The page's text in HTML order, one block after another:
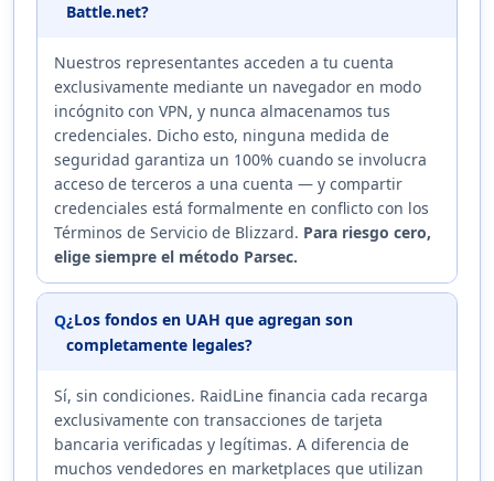
Battle.net?
Nuestros representantes acceden a tu cuenta
exclusivamente mediante un navegador en modo
incógnito con VPN, y nunca almacenamos tus
credenciales. Dicho esto, ninguna medida de
seguridad garantiza un 100% cuando se involucra
acceso de terceros a una cuenta — y compartir
credenciales está formalmente en conflicto con los
Términos de Servicio de Blizzard. Para riesgo cero,
elige siempre el método Parsec.
Q¿Los fondos en UAH que agregan son
completamente legales?
Sí, sin condiciones. RaidLine financia cada recarga
exclusivamente con transacciones de tarjeta
bancaria verificadas y legítimas. A diferencia de
muchos vendedores en marketplaces que utilizan